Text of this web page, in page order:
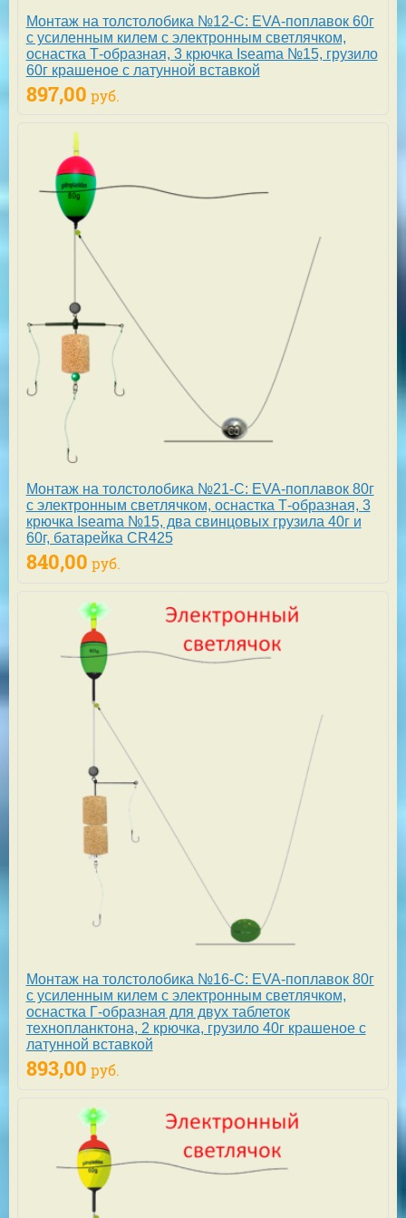
Монтаж на толстолобика №12-С: EVA-поплавок 60г
с усиленным килем с электронным светлячком,
оснастка Т-образная, 3 крючка Iseama №15, грузило
60г крашеное с латунной вставкой
897,00 руб.
Монтаж на толстолобика №21-С: EVA-поплавок 80г
с электронным светлячком, оснастка Т-образная, 3
крючка Iseama №15, два свинцовых грузила 40г и
60г, батарейка CR425
840,00 руб.
Монтаж на толстолобика №16-С: EVA-поплавок 80г
с усиленным килем с электронным светлячком,
оснастка Г-образная для двух таблеток
технопланктона, 2 крючка, грузило 40г крашеное с
латунной вставкой
893,00 руб.